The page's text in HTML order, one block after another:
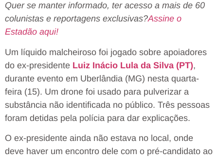
Quer se manter informado, ter acesso a mais de 60
colunistas e reportagens exclusivas?Assine o
Estadão aqui!
Um líquido malcheiroso foi jogado sobre apoiadores
do ex-presidente Luiz Inácio Lula da Silva (PT),
durante evento em Uberlândia (MG) nesta quarta-
feira (15). Um drone foi usado para pulverizar a
substância não identificada no público. Três pessoas
foram detidas pela polícia para dar explicações.
O ex-presidente ainda não estava no local, onde
deve haver um encontro dele com o pré-candidato ao